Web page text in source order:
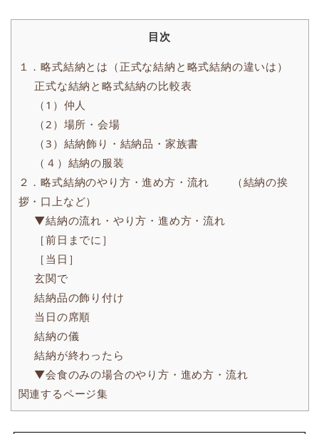
目次
１．略式結納とは（正式な結納と略式結納の違いは）
正式な結納と略式結納の比較表
（1）仲人
（2）場所・会場
（3）結納飾り・結納品・家族書
（４）結納の服装
２．略式結納のやり方・進め方・流れ （結納の挨
拶・口上など）
▼結納の流れ・やり方・進め方・流れ
［前日までに］
［当日］
玄関で
結納品の飾り付け
当日の席順
結納の儀
結納が終わったら
▼会食のみの場合のやり方・進め方・流れ
関連するページ集